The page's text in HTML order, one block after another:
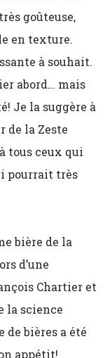
goûteuse,
en texture.
à souhait.
abord… mais
Je la suggère à
de la Zeste
tous ceux qui
pourrait très
bière de la
d’une
Chartier et
la science
de bières a été
appétit!